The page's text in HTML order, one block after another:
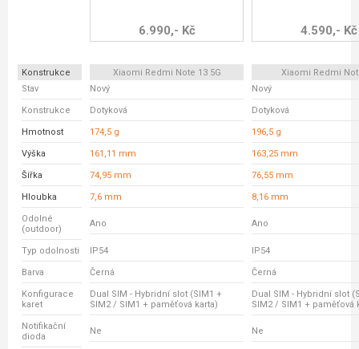
6.990,- Kč 4.590,- Kč
Konstrukce Xiaomi Redmi Note 13 5G
Xiaomi Redmi
Stav
Nový Nový
Konstrukce Dotyková Dotyková
Hmotnost 174,5 g 196,5 g
Výška 161,11 mm 163,25 mm
Šířka 74,95 mm 76,55 mm
Hloubka 7,6 mm 8,16 mm
Odolné
(outdoor)
Ano Ano
Typ odolnosti IP54 IP54
Barva Černá Černá
Konfigurace
karet
Dual SIM - Hybridní slot (SIM1 +
SIM2 / SIM1 + paměťová karta)
Dual SIM - Hybridní slot
SIM2 / SIM1 + paměťová
Notifikační
dioda
Ne Ne